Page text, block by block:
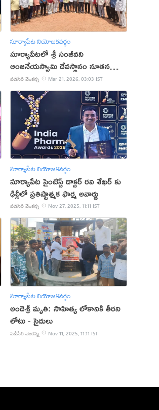
సూర్యాపేట నియోజకవర్గం
సూర్యాపేటలో శ్రీ సంజీవని
ఆంజనేయస్వామి దేవస్థానం నూతన
కమిటీ ఎన్నిక
పడిసిరి వెంకన్న Mar 21, 2026, 03:03 IST
సూర్యాపేట నియోజకవర్గం
సూర్యాపేట సైంటిస్ట్ డాక్టర్ రవి శేఖర్ కు
ఢిల్లీలో ప్రతిష్టాత్మక ఫార్మ అవార్డు
పడిసిరి వెంకన్న Nov 27, 2025, 11:11 IST
సూర్యాపేట నియోజకవర్గం
అందెశ్రీ మృతి: సాహిత్య లోకానికి తీరని
లోటు - సైదులు
పడిసిరి వెంకన్న Nov 11, 2025, 11:11 IST